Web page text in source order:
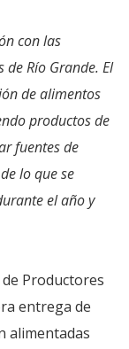
con las
Río Grande. El
de alimentos
productos de
fuentes de
lo que se
el año y
Productores
entrega de
alimentadas